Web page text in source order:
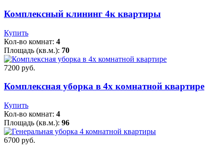
Комплексный клининг 4к квартиры
Купить
Кол-во комнат: 4
Площадь (кв.м.): 70
7200 pуб.
Комплексная уборка в 4х комнатной квартире
Купить
Кол-во комнат: 4
Площадь (кв.м.): 96
6700 pуб.